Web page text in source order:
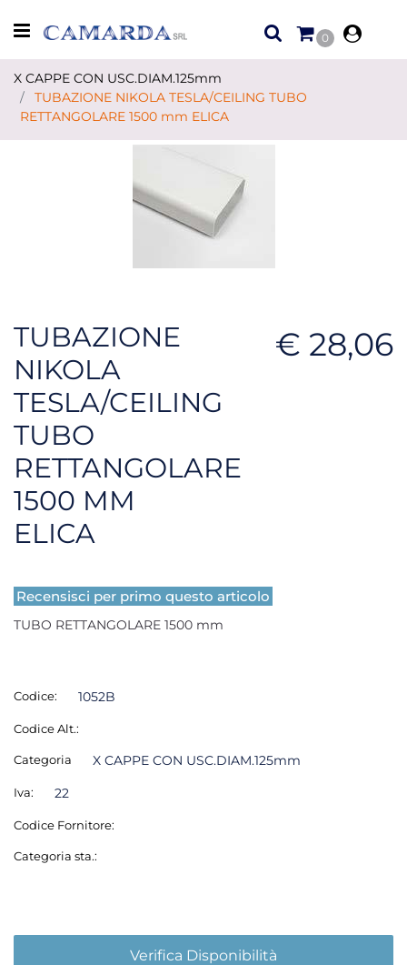
Open menu
0
X CAPPE CON USC.DIAM.125mm
TUBAZIONE NIKOLA TESLA/CEILING TUBO
RETTANGOLARE 1500 mm ELICA
TUBAZIONE
NIKOLA
TESLA/CEILING
TUBO
RETTANGOLARE
1500 MM
ELICA
€ 28,06
Recensisci per primo questo articolo
TUBO RETTANGOLARE 1500 mm
Codice: 1052B
Codice Alt.:
Categoria X CAPPE CON USC.DIAM.125mm
Iva: 22
Codice Fornitore:
Categoria sta.:
Verifica Disponibilità